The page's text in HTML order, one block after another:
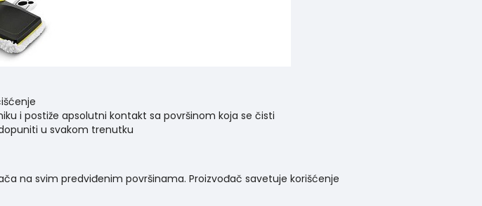
i postiže apsolutni kontakt sa površinom koja se čisti
u svakom trenutku
na svim predviđenim površinama. Proizvođač savetuje korišćenje